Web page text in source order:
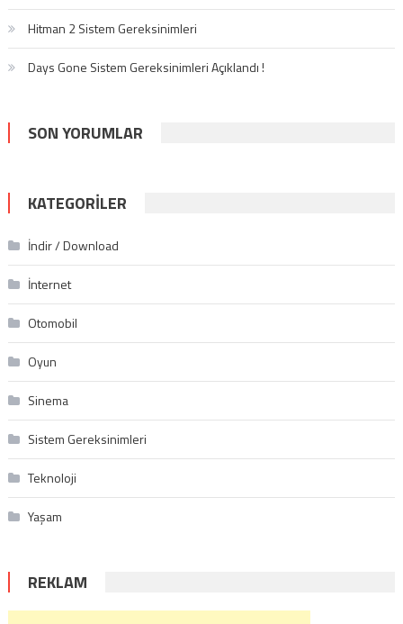
Hitman 2 Sistem Gereksinimleri
Days Gone Sistem Gereksinimleri Açıklandı !
SON YORUMLAR
KATEGORILER
İndir / Download
İnternet
Otomobil
Oyun
Sinema
Sistem Gereksinimleri
Teknoloji
Yaşam
REKLAM